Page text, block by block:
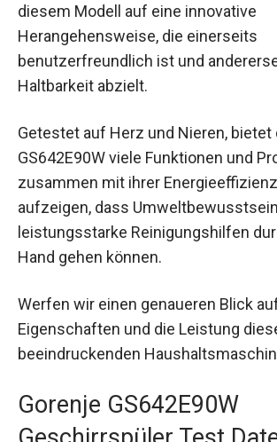
diesem Modell auf eine innovative
Herangehensweise, die einerseits
benutzerfreundlich ist und
Haltbarkeit abzielt.
Getestet auf Herz und Nieren, bietet
GS642E90W viele Funktionen und
zusammen mit ihrer
aufzeigen, dass
leistungsstarke Reinigungshilfen
Hand gehen können.
Werfen wir einen genaueren Blick
Eigenschaften und die Leistung
beeindruckenden
Gorenje GS642E90W